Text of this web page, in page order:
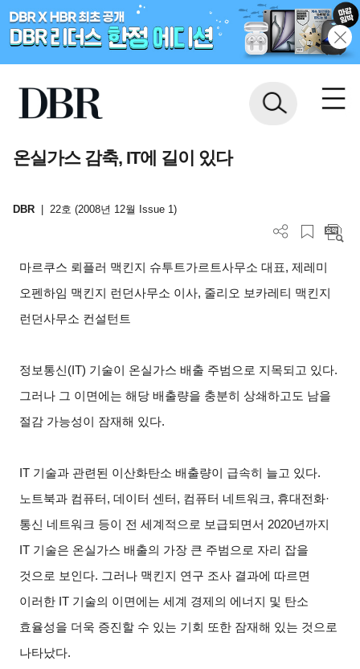
온실가스 감축, IT에 길이 있다
DBR 22호 (2008년 12월 Issue 1)
마르쿠스 뢰플러 맥킨지 슈투트가르트사무소 대표, 제레미
오펜하임 맥킨지 런던사무소 이사, 줄리오 보카레티 맥킨지
런던사무소 컨설턴트
정보통신(IT) 기술이 온실가스 배출 주범으로 지목되고 있다.
그러나 그 이면에는 해당 배출량을 충분히 상쇄하고도 남을
절감 가능성이 잠재해 있다.
IT 기술과 관련된 이산화탄소 배출량이 급속히 늘고 있다.
노트북과 컴퓨터, 데이터 센터, 컴퓨터 네트워크, 휴대전화·
통신 네트워크 등이 전 세계적으로 보급되면서 2020년까지
IT 기술은 온실가스 배출의 가장 큰 주범으로 자리 잡을
것으로 보인다. 그러나 맥킨지 연구 조사 결과에 따르면
이러한 IT 기술의 이면에는 세계 경제의 에너지 및 탄소
효율성을 더욱 증진할 수 있는 기회 또한 잠재해 있는 것으로
나타났다.